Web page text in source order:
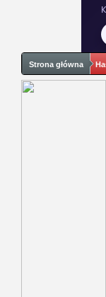
Strona główna